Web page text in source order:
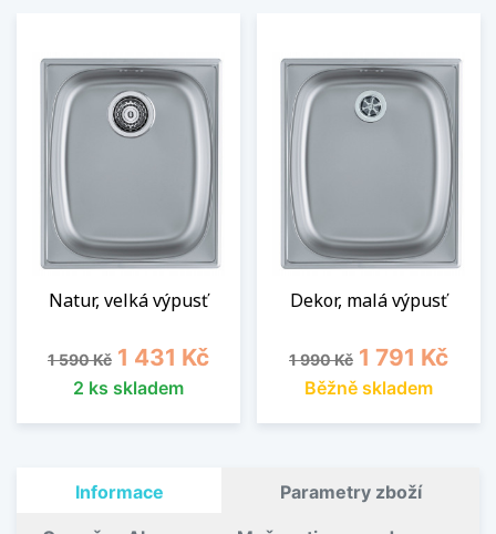
Natur, velká výpusť
Běžná cena
1 590 Kč Cena
1 431 Kč
2 ks skladem
Dekor, malá výpusť
Běžná cena
1 990 Kč Cena
1 791 Kč
Běžně skladem
Informace Parametry zboží